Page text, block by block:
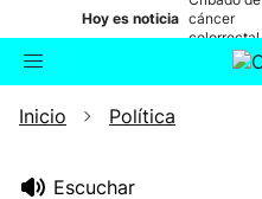
Hoy es noticia cáncer
colorrectal
Buscador
Inicio Política
Escuchar